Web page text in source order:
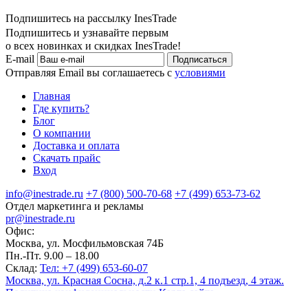
Подпишитесь на рассылку InesTrade
Подпишитесь и узнавайте первым
о всех новинках и скидках InesTrade!
E-mail
Подписаться
Отправляя Email вы соглашаетесь с условиями
Главная
Где купить?
Блог
О компании
Доставка и оплата
Скачать прайс
Вход
info@inestrade.ru +7 (800) 500-70-68 +7 (499) 653-73-62
Отдел маркетинга и рекламы
pr@inestrade.ru
Офис:
Москва, ул. Мосфильмовская 74Б
Пн.-Пт. 9.00 – 18.00
Склад: Тел: +7 (499) 653-60-07
Москва, ул. Красная Сосна, д.2 к.1 стр.1, 4 подъезд, 4 этаж.